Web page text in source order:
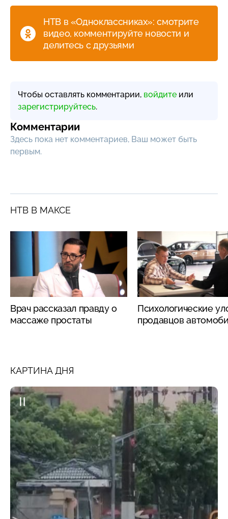
НТВ в «Одноклассниках»: смотрите
видео, комментируйте новости и
делитесь с друзьями
Чтобы оставлять комментарии, войдите или
зарегистрируйтесь.
Комментарии
Здесь пока нет комментариев, Ваш может быть
первым.
НТВ В МАКСЕ
Врач рассказал правду о
массаже простаты
Психологические
продавцов
КАРТИНА ДНЯ